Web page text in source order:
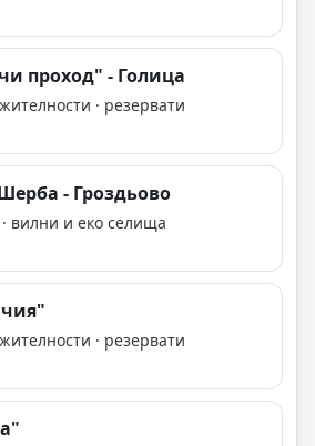
проход" - Голица
· резервати
- Гроздьово
вилни и еко селища
· резервати